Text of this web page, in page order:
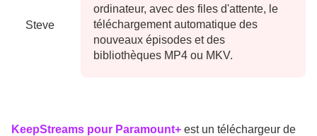
Steve
ordinateur, avec des files d'attente, le
téléchargement automatique des
nouveaux épisodes et des
bibliothèques MP4 ou MKV.
KeepStreams pour Paramount+ est un téléchargeur de